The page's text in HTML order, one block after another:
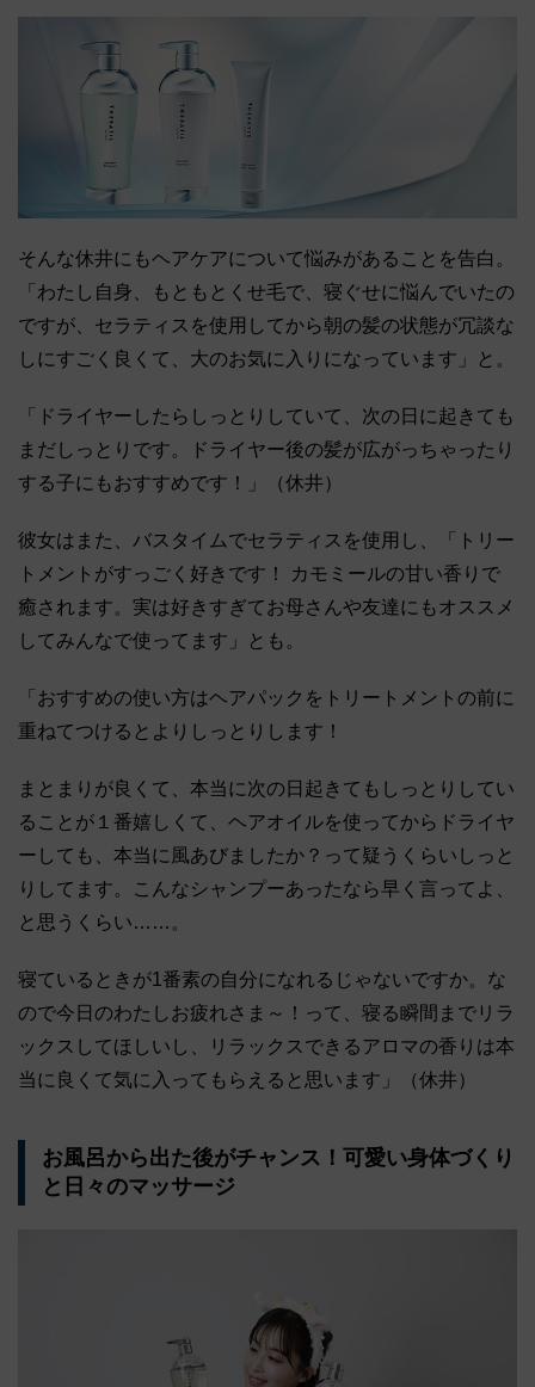
そんな休井にもヘアケアについて悩みがあることを告白。
「わたし自身、もともとくせ毛で、寝ぐせに悩んでいたの
ですが、セラティスを使用してから朝の髪の状態が冗談な
しにすごく良くて、大のお気に入りになっています」と。
「ドライヤーしたらしっとりしていて、次の日に起きても
まだしっとりです。ドライヤー後の髪が広がっちゃったり
する子にもおすすめです！」（休井）
彼女はまた、バスタイムでセラティスを使用し、「トリー
トメントがすっごく好きです！ カモミールの甘い香りで
癒されます。実は好きすぎてお母さんや友達にもオススメ
してみんなで使ってます」とも。
「おすすめの使い方はヘアパックをトリートメントの前に
重ねてつけるとよりしっとりします！
まとまりが良くて、本当に次の日起きてもしっとりしてい
ることが１番嬉しくて、ヘアオイルを使ってからドライヤ
ーしても、本当に風あびましたか？って疑うくらいしっと
りしてます。こんなシャンプーあったなら早く言ってよ、
と思うくらい……。
寝ているときが1番素の自分になれるじゃないですか。な
ので今日のわたしお疲れさま～！って、寝る瞬間までリラ
ックスしてほしいし、リラックスできるアロマの香りは本
当に良くて気に入ってもらえると思います」（休井）
お風呂から出た後がチャンス！可愛い身体づくり
と日々のマッサージ